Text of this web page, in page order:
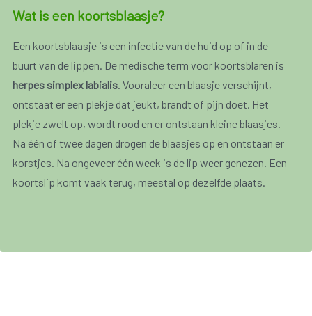
Wat is een koortsblaasje?
Een koortsblaasje is een infectie van de huid op of in de
buurt van de lippen. De medische term voor koortsblaren is
herpes simplex labialis. Vooraleer een blaasje verschijnt,
ontstaat er een plekje dat jeukt, brandt of pijn doet. Het
plekje zwelt op, wordt rood en er ontstaan kleine blaasjes.
Na één of twee dagen drogen de blaasjes op en ontstaan er
korstjes. Na ongeveer één week is de lip weer genezen. Een
koortslip komt vaak terug, meestal op dezelfde plaats.
andere plaatsen op het lichaam voorkomen. Wanneer de